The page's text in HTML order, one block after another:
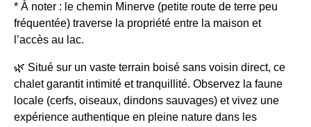
* À noter : le chemin Minerve (petite route de terre peu
fréquentée) traverse la propriété entre la maison et
l’accès au lac.
🌿 Situé sur un vaste terrain boisé sans voisin direct, ce
chalet garantit intimité et tranquillité. Observez la faune
locale (cerfs, oiseaux, dindons sauvages) et vivez une
expérience authentique en pleine nature dans les